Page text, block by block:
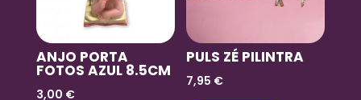
ANJO PORTA
FOTOS AZUL 8.5CM
3,00 €
PULS ZÉ PILINTRA
7,95 €